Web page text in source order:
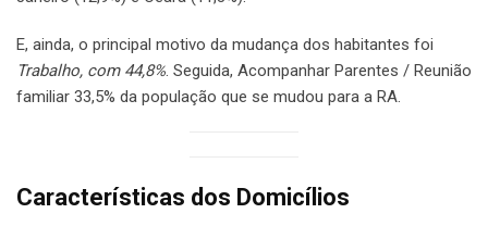
E, ainda, o principal motivo da mudança dos habitantes foi
Trabalho, com 44,8% . Seguida, Acompanhar Parentes / Reunião
familiar 33,5% da população que se mudou para a RA.
Características dos Domicílios